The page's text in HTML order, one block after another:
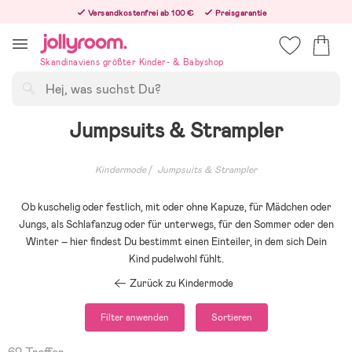
innehållet
Versandkostenfrei ab 100 €
Preisgarantie
Bestelle heute, dann versenden wir direkt nach dem Feiertag
Skandinaviens größter Kinder- & Babyshop
Jumpsuits & Strampler
Kindermode Jumpsuits & Strampler
Ob kuschelig oder festlich, mit oder ohne Kapuze, für Mädchen oder
Jungs, als Schlafanzug oder für unterwegs, für den Sommer oder den
Winter – hier findest Du bestimmt einen Einteiler, in dem sich Dein
Kind pudelwohl fühlt.
Zurück zu Kindermode
Filter anwenden Sortieren